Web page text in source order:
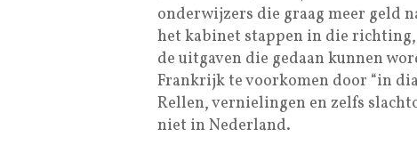
onderwijzers die graag meer geld
het kabinet stappen in die
de uitgaven die gedaan kunnen
Frankrijk te voorkomen door “in
Rellen, vernielingen en zelfs
niet in Nederland.